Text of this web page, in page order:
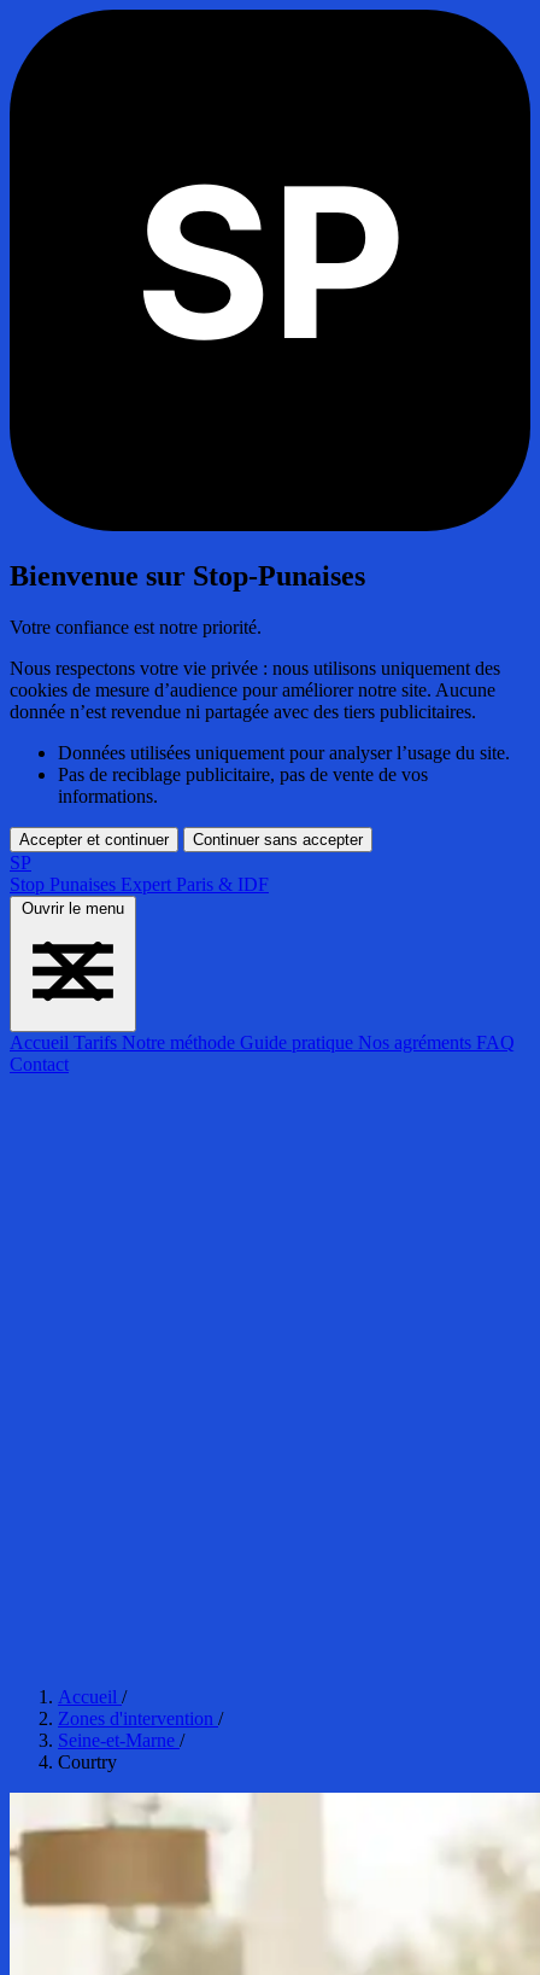
Bienvenue sur Stop-Punaises
Votre confiance est notre priorité.
Nous respectons votre vie privée : nous utilisons uniquement des
cookies de mesure d’audience pour améliorer notre site. Aucune
donnée n’est revendue ni partagée avec des tiers publicitaires.
Données utilisées uniquement pour analyser l’usage du site.
Pas de reciblage publicitaire, pas de vente de vos
informations.
Accepter et continuer Continuer sans accepter
SP
Stop Punaises Expert Paris & IDF
Ouvrir le menu
Accueil Tarifs Notre méthode Guide pratique Nos agréments FAQ
Contact
Accueil
Accueil /
Zones d'intervention /
Seine-et-Marne /
Courtry